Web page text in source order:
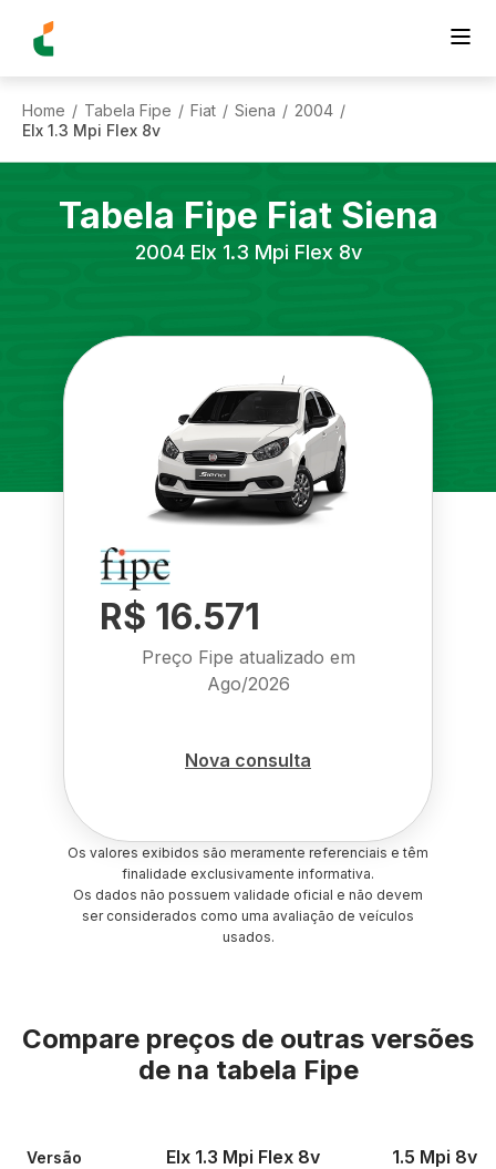
Home / Tabela Fipe / Fiat / Siena / 2004 /
Elx 1.3 Mpi Flex 8v
Tabela Fipe Fiat Siena
2004 Elx 1.3 Mpi Flex 8v
R$ 16.571
Preço Fipe atualizado em
Ago/2026
Nova consulta
Os valores exibidos são meramente referenciais e têm
finalidade exclusivamente informativa.
Os dados não possuem validade oficial e não devem
ser considerados como uma avaliação de veículos
usados.
Compare preços de outras versões
de na tabela Fipe
Versão Elx 1.3 Mpi Flex 8v 1.5 Mpi 8v